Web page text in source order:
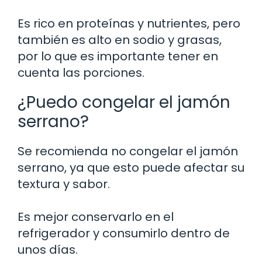
Es rico en proteínas y nutrientes, pero
también es alto en sodio y grasas,
por lo que es importante tener en
cuenta las porciones.
¿Puedo congelar el jamón
serrano?
Se recomienda no congelar el jamón
serrano, ya que esto puede afectar su
textura y sabor.
Es mejor conservarlo en el
refrigerador y consumirlo dentro de
unos días.